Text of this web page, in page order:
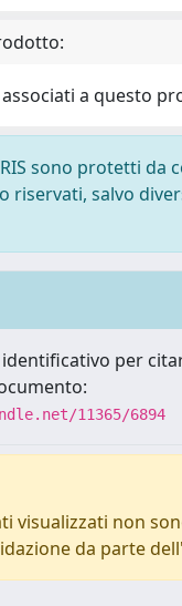
a questo
sono protetti da
riservati, salvo
per
11365/6894
visualizzati non
da parte